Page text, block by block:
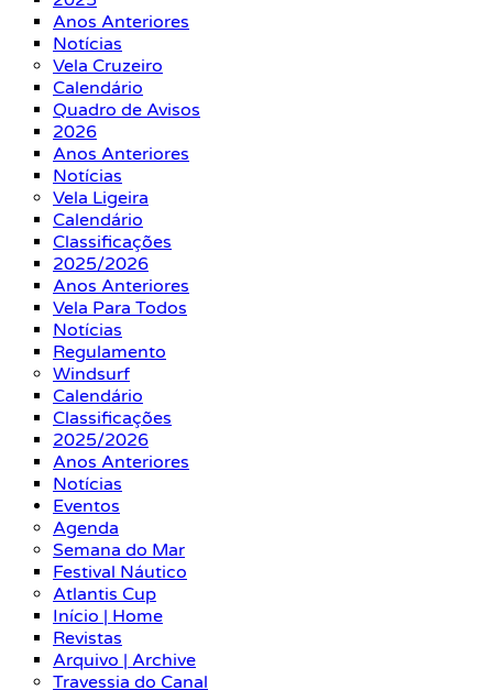
Anos Anteriores
Notícias
Vela Cruzeiro
Calendário
Quadro de Avisos
2026
Anos Anteriores
Notícias
Vela Ligeira
Calendário
Classificações
2025/2026
Anos Anteriores
Vela Para Todos
Notícias
Regulamento
Windsurf
Calendário
Classificações
2025/2026
Anos Anteriores
Notícias
Eventos
Agenda
Semana do Mar
Festival Náutico
Atlantis Cup
Início | Home
Revistas
Arquivo | Archive
Travessia do Canal